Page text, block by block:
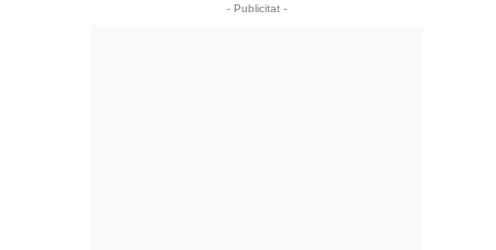
- Publicitat -